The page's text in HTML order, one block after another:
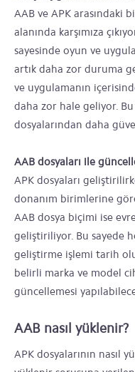
AAB ve APK arasındaki
alanında karşımıza
sayesinde oyun ve
artık daha zor duruma
ve uygulamanın
daha zor hale geliyor. Bu
dosyalarından daha
AAB dosyaları ile
APK dosyaları
donanım birimlerine
AAB dosya biçimi ise
geliştiriliyor. Bu sayede
geliştirme işlemi tarih
belirli marka ve model
güncellemesi
AAB nasıl yüklenir?
APK dosyalarının nasıl